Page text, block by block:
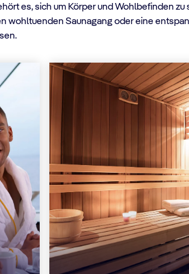
es, sich um Körper und Wohlbefinden
wohltuenden Saunagang oder eine